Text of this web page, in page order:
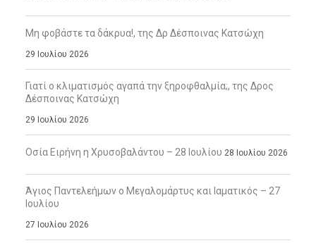
Μη φοβάστε τα δάκρυα!, της Δρ Δέσποινας Κατσώχη
29 Ιουλίου 2026
Γιατί ο κλιματισμός αγαπά την ξηροφθαλμία;, της Δρος
Δέσποινας Κατσώχη
29 Ιουλίου 2026
Οσία Ειρήνη η Χρυσοβαλάντου – 28 Ιουλίου 28 Ιουλίου 2026
Άγιος Παντελεήμων ο Μεγαλομάρτυς και Ιαματικός – 27
Ιουλίου
27 Ιουλίου 2026